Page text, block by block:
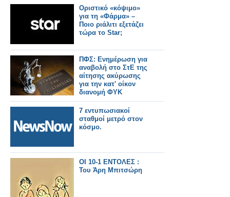
Οριστικό «κόψιμο»
για τη «Φάρμα» –
Ποιο ριάλιτι εξετάζει
τώρα το Star;
ΠΦΣ: Ενημέρωση για
αναβολή στο ΣτΕ της
αίτησης ακύρωσης
για την κατ' οίκον
διανομή ΦΥΚ
7 εντυπωσιακοί
σταθμοί μετρό στον
κόσμο.
ΟΙ 10-1 ΕΝΤΟΛΕΣ :
Του Άρη Μπιτσώρη